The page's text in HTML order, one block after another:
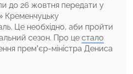
до 26 жовтня передати у
Кременчуцьку
Це необхідно, аби пройти
сезон. Про це стало
прем’єр-міністра Дениса